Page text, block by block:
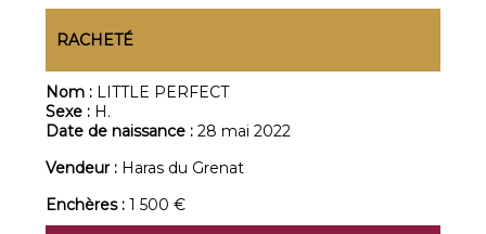
RACHETÉ
Nom : LITTLE PERFECT
Sexe : H.
Date de naissance :28 mai 2022
Vendeur : Haras du Grenat
Enchères :1 500 €